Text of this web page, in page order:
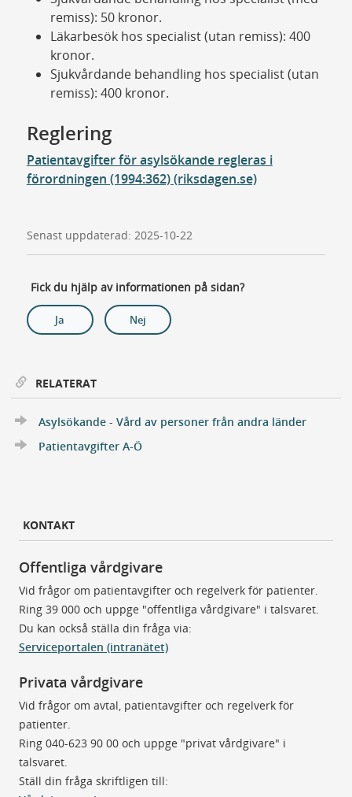
remiss): 50 kronor.
Läkarbesök hos specialist (utan remiss): 400
kronor.
Sjukvårdande behandling hos specialist (utan
remiss): 400 kronor.
Reglering
Patientavgifter för asylsökande regleras i
förordningen (1994:362) (riksdagen.se)
Senast uppdaterad: 2025-10-22
Fick du hjälp av informationen på sidan?
Ja Nej
RELATERAT
Asylsökande - Vård av personer från andra länder
Patientavgifter A-Ö
KONTAKT
Offentliga vårdgivare
Vid frågor om patientavgifter och regelverk för patienter.
Ring 39 000 och uppge "offentliga vårdgivare" i talsvaret.
Du kan också ställa din fråga via:
Serviceportalen (intranätet)
Privata vårdgivare
Vid frågor om avtal, patientavgifter och regelverk för
patienter.
Ring 040-623 90 00 och uppge "privat vårdgivare" i
talsvaret.
Ställ din fråga skriftligen till: